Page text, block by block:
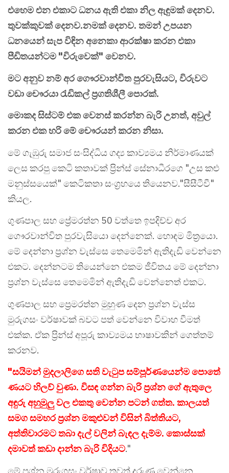
එහෙම එන එකාට ධනය ඇති එකා නිල ඇඳුමක් දෙනව.
තුවක්කුවක් දෙනව.නමක් දෙනව. තමන් උපයන
ධනයෙන් සැප විඳින අනෙකා ආරක්ෂා කරන එකා
පීඩිතයන්ටම "විරුවෙක්" වෙනව.
මට අනුව නම් අර ගෞරවාන්විත පුරවැසියට, විරුවට
වඩා චෞරයා රැඩිකල් ප්‍රගතිශීලී පොරක්.
මොකද සිස්ටම් එක වෙනස් කරන්න බැරි උනත්, අවුල්
කරන එක හරි මේ චෞරයන් කරන නිසා.
මේ ගැඹුරු සමාජ සංසිද්ධිය ගද්‍ය කාව්‍යමය නිර්මාණයක්
ලෙස කරපු කෙටි කතාවක් ප්‍රින්ස් සේනාධීරගෙ "උස කළු
මනුස්සයෙක්" කෙටිකතා සංග්‍රහයෙ තියෙනව."සීසීටීවී"
කියල.
ගුණපාල සහ ප්‍රේමරත්න 50 වත්තෙ ඉපදිච්ච අර
ගෞරවාන්විත පුරවැසියො දෙන්නෙක්. හොඳම මිත්‍රයො.
මේ දෙන්නා ප්‍රශ්න වැස්සෙ තෙමෙමින් ඇතිදැඩි වෙන්නෙ
එකට. දෙන්නටම තියෙන්නෙ එකම ජීවිතය මේ දෙන්නා
ප්‍රශ්න වැස්සෙ තෙමෙමින් ඇතිදැඩි වෙන්නෙත් එකට.
ගුණපාල සහ ප්‍රෙමරත්න මුහුණ දෙන ප්‍රශ්න වැස්ස
මුරුගසං වර්ෂාවක් බවට පත් වෙන්නෙ විවාහ වීමත්
එක්ක. ඒක ප්‍රින්ස් අපූරු කාව්‍යමය භාෂාවකින් ගෙත්තම්
කරනව.
"සයිමන් මුදලාලිගෙ සති වැටුප සම්පූර්ණයෙන්ම පොතේ
ණයට හිලව් වුණා. විසඳ ගන්න බැරි ප්‍රශ්න ගේ ඇතුලෙ
අඳුරු අහුමුලු වල එකතු වෙන්න පටන් ගත්ත. කාලයත්
සමග සමහර ප්‍රශ්න මකුළුවන් විසින් බිත්තියට,
අත්තිවාරමට තබා දැල් වලින් බැඳල දැම්ම. කොස්සක්
දමාවත් කඩා දාන්න බැරි විදියට."